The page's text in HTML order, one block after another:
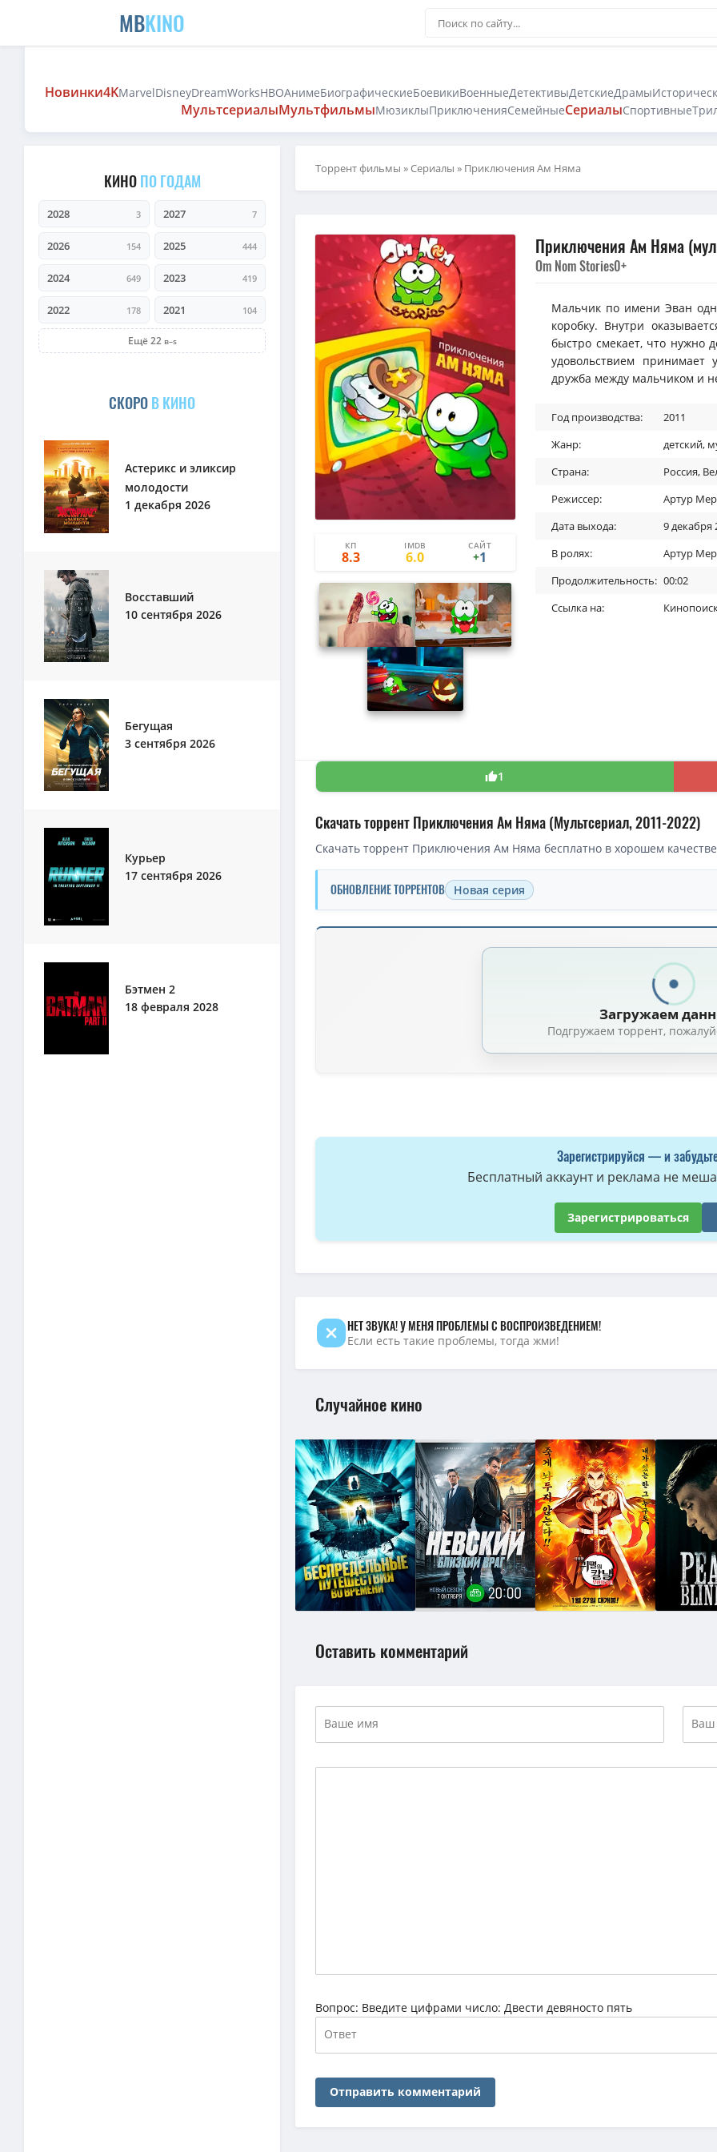
MBKINO
Новинки4KMarvelDisneyDreamWorksHBOАнимеБиографическиеБоевикиВоенныеДетективыДетскиеДрамы
МультсериалыМультфильмыМюзиклыПриключенияСемейныеСериалыСпортивные
КИНОПО ГОДАМ
2028 3 2027 7
2026 154 2025 444
2024 649 2023 419
2022 178 2021 104
Ещё 22
СКОРОВ КИНО
Астерикс и эликсир
молодости
1 декабря 2026
Восставший
10 сентября 2026
Бегущая
3 сентября 2026
Курьер
17 сентября 2026
Бэтмен 2
18 февраля 2028
Торрент фильмы »Сериалы » Приключения Ам Няма
КП
8.3
IMDB
6.0
САЙТ
10
+1
Приключения Ам Няма
Om Nom Stories0+
Мальчик по имени Эван
коробку. Внутри
быстро смекает, что нужно
удовольствием принимает
дружба между мальчиком и
Год производства:
2011
Жанр:
детский,
Страна:
Россия,
Режиссер:
Артур
Дата выхода:
9 декабря
В ролях:
Артур
Продолжительность: 00:02
Ссылка на:
1
Скачать торрент Приключения Ам Няма (Мультсериал, 2011-2022)
Скачать торрент Приключения Ам Няма бесплатно в хорошем
ОБНОВЛЕНИЕ ТОРРЕНТОВ Новая серия
Скачать торрент — Приключения Ам Няма / Om Nom Stories / Сезон: 18 (2011)
720p — Приключения Ам-Няма / Om Nom Stories (2011-2021) WEB-DLRip [H.264/
720p — Приключения Ам Няма / Om Nom Stories [S01-03] (2011-2014) WEB-DL-720p
Приключения Ам Няма (1-23 сезоны: 1-230 серии из 230) / Om Nom Stories / 2011-
720p — Приключения Ам Няма (1-18 сезоны: 1-176 серии из 180 + Бонусы) / Om
Загружаем
Подгружаем торрент,
Зарегистрируйся — и
Бесплатный аккаунт и реклама не
Зарегистрироваться
НЕТ ЗВУКА! У МЕНЯ ПРОБЛЕМЫ С ВОСПРОИЗВЕДЕНИЕМ!
Если есть такие проблемы, тогда жми!
Случайное кино
Оставить комментарий
Вопрос: Введите цифрами число: Двести девяносто пять
Отправить комментарий